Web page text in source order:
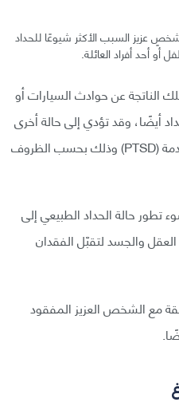
عزيز السبب الأكثر شيوعًا للحداد
أحد أفراد العائلة.
الناتجة عن حوادث السيارات أو
أيضًا، وقد تؤدي إلى حالة أخرى
تسمى باضطراب الكرب التالي للصدمة (PTSD) وذلك بحسب الظروف
حالة الحداد الطبيعي إلى
العقل والجسد لتقبّل الفقدان
مع الشخص العزيز المفقود